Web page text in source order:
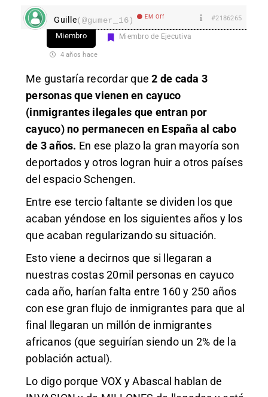
Guille(@gumer_16) EM Off #2186265
Miembro Miembro de Ejecutiva
4 años hace
Me gustaría recordar que2 de cada 3
personas que vienen en cayuco
(inmigrantes ilegales que entran por
cayuco) no permanecen en España al cabo
de 3 años. En ese plazo la gran mayoría son
deportados y otros logran huir a otros países
del espacio Schengen.
Entre ese tercio faltante se dividen los que
acaban yéndose en los siguientes años y los
que acaban regularizando su situación.
Esto viene a decirnos que si llegaran a
nuestras costas 20mil personas en cayuco
cada año, harían falta entre 160 y 250 años
con ese gran flujo de inmigrantes para que al
final llegaran un millón de inmigrantes
africanos (que seguirían siendo un 2% de la
población actual).
Lo digo porque VOX y Abascal hablan de